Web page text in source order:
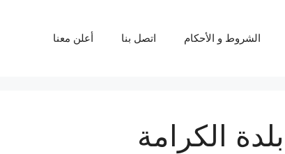
الشروط و الأحكام اتصل بنا أعلن معنا
بلدة الكرامة